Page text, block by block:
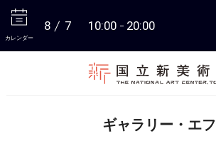
カレンダー
8 7 10:00 20:00
ギャラリー・エフ